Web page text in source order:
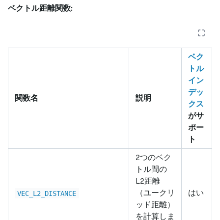
ベクトル距離関数:
関数名 説明
ベク
トル
イン
デッ
クス
がサ
ポー
ト
VEC_L2_DISTANCE
2つのベク
トル間の
L2距離
（ユークリ
ッド距離）
を計算しま
はい